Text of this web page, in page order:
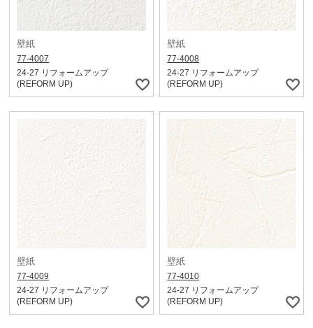
壁紙
77-4007
24-27 リフォームアップ
(REFORM UP)
壁紙
77-4008
24-27 リフォームアップ
(REFORM UP)
壁紙
77-4009
24-27 リフォームアップ
(REFORM UP)
壁紙
77-4010
24-27 リフォームアップ
(REFORM UP)